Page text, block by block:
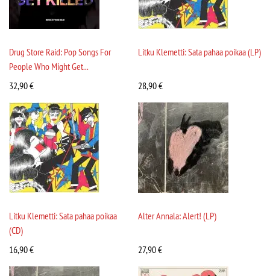
Drug Store Raid: Pop Songs For
People Who Might Get...
32,90€
Litku Klemetti: Sata pahaa poikaa (LP)
28,90€
Litku Klemetti: Sata pahaa poikaa
(CD)
16,90€
Alter Annala: Alert! (LP)
27,90€